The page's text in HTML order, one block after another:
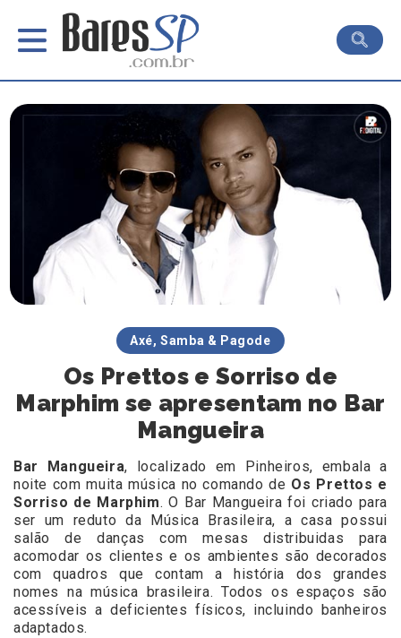
Axé, Samba & Pagode
Os Prettos e Sorriso de
Marphim se apresentam no Bar
Mangueira
Bar Mangueira, localizado em Pinheiros, embala a
noite com muita música no comando de Os Prettos e
Sorriso de Marphim. O Bar Mangueira foi criado para
ser um reduto da Música Brasileira, a casa possui
salão de danças com mesas distribuidas para
acomodar os clientes e os ambientes são decorados
com quadros que contam a história dos grandes
nomes na música brasileira. Todos os espaços são
acessíveis a deficientes físicos, incluindo banheiros
adaptados.